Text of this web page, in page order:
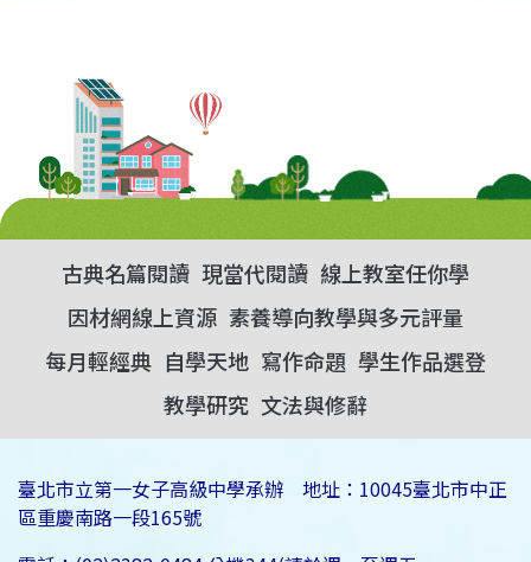
古典名篇閱讀 現當代閱讀 線上教室任你學
因材網線上資源 素養導向教學與多元評量
每月輕經典 自學天地 寫作命題 學生作品選登
教學研究 文法與修辭
臺北市立第一女子高級中學承辦 地址：10045臺北市中正
區重慶南路一段165號